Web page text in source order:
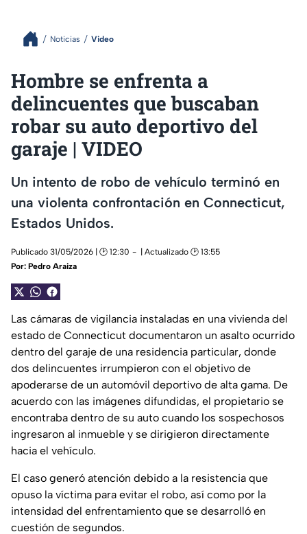
Noticias Video
Hombre se enfrenta a
delincuentes que buscaban
robar su auto deportivo del
garaje | VIDEO
Un intento de robo de vehículo terminó en
una violenta confrontación en Connecticut,
Estados Unidos.
Publicado 31/05/2026 | 🕑 12:30
| Actualizado 🕑 13:55
Por: Pedro Araiza
Las cámaras de vigilancia instaladas en una vivienda del
estado de Connecticut documentaron un asalto ocurrido
dentro del garaje de una residencia particular, donde
dos delincuentes irrumpieron con el objetivo de
apoderarse de un automóvil deportivo de alta gama. De
acuerdo con las imágenes difundidas, el propietario se
encontraba dentro de su auto cuando los sospechosos
ingresaron al inmueble y se dirigieron directamente
hacia el vehículo.
El caso generó atención debido a la resistencia que
opuso la víctima para evitar el robo, así como por la
intensidad del enfrentamiento que se desarrolló en
cuestión de segundos.